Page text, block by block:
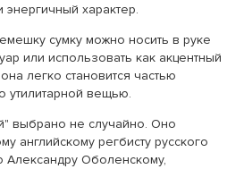
характер.
сумку можно носить в руке
или использовать как акцентный
легко становится частью
утилитарной вещью.
выбрано не случайно. Оно
английскому регбисту русского
Александру Оболенскому,